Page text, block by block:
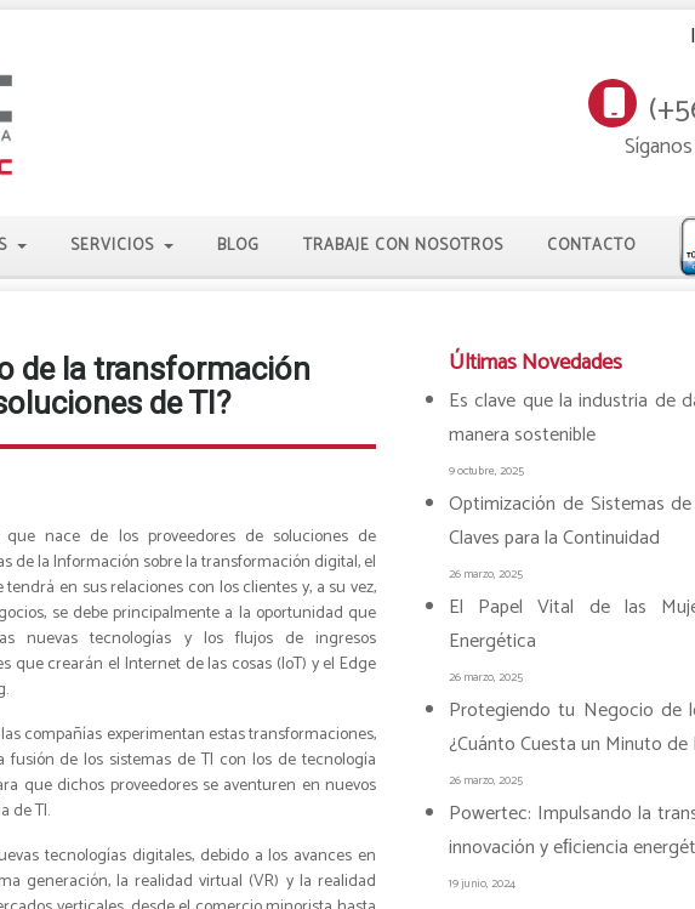
Síganos
SERVICIOS BLOG TRABAJE CON NOSOTROS CONTACTO
de la transformación
de TI?
que nace de los proveedores de soluciones de
de la Información sobre la transformación digital, el
tendrá en sus relaciones con los clientes y, a su vez,
se debe principalmente a la oportunidad que
nuevas tecnologías y los flujos de ingresos
que crearán el Internet de las cosas (IoT) y elEdge
.
compañías experimentan estas transformaciones,
de los sistemas de TI con los de tecnología
que dichos proveedores se aventuren en nuevos
de TI.
tecnologías digitales, debido a los avances en
generación, la realidad virtual (VR) y la realidad
Últimas Novedades
Es clave que la industria de
manera sostenible
9 octubre, 2025
Optimización de Sistemas
Claves para la Continuidad
26 marzo, 2025
El Papel Vital de las
Energética
26 marzo, 2025
Protegiendo tu Negocio de
¿Cuánto Cuesta un Minuto
26 marzo, 2025
Powertec: Impulsando la
innovación y eﬁciencia
19 junio, 2024